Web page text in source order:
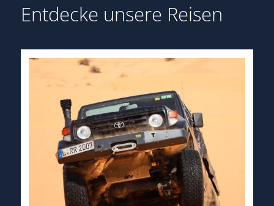
Entdecke unsere Reisen